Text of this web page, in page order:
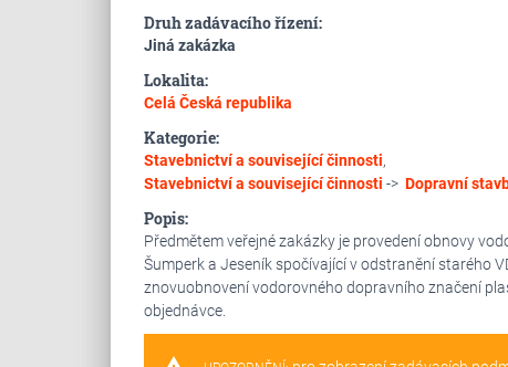
Druh zadávacího řízení:
Jiná zakázka
Lokalita:
Celá Česká republika
Kategorie:
Stavebnictví a související činnosti,
Stavebnictví a související činnosti -> Dopravní
Popis:
Předmětem veřejné zakázky je provedení obnovy
Šumperk a Jeseník spočívající v odstranění starého
znovuobnovení vodorovného dopravního značení
objednávce.